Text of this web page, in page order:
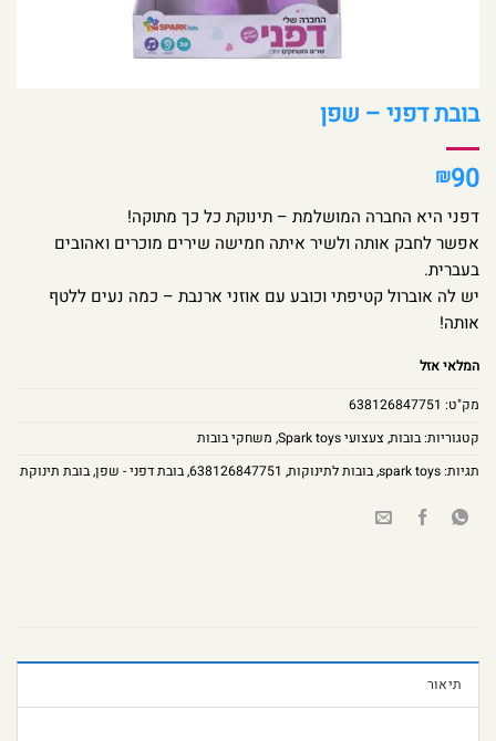
בובת דפני – שפן
₪90
דפני היא החברה המושלמת – תינוקת כל כך מתוקה!
אפשר לחבק אותה ולשיר איתה חמישה שירים מוכרים ואהובים
בעברית.
יש לה אוברול קטיפתי וכובע עם אוזני ארנבת – כמה נעים ללטף
אותה!
המלאי אזל
מק"ט: 638126847751
קטגוריות:בובות, צעצועי Spark toys , משחקי בובות
תגיות:spark toys
,בובות לתינוקות,
638126847751
,בובת דפני - שפן,בובת תינוקת
תיאור